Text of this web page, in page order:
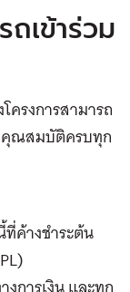
เข้าร่วม
รงการสามารถ
คุณสมบัติครบทุก
ค้างชำระต้น